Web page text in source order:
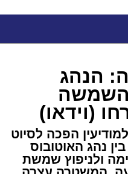
הנהג
השמשה
(וידאו)
הפכה לסיוט
נהג האוטובוס
ולניפוץ שמשת